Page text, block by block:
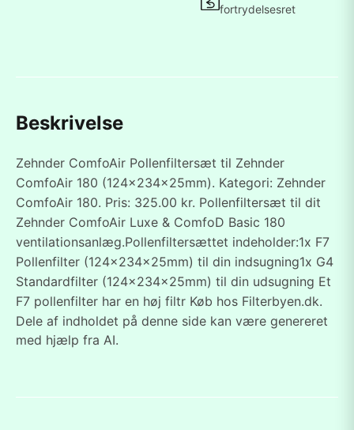
fortrydelsesret
Beskrivelse
Zehnder ComfoAir Pollenfiltersæt til Zehnder
ComfoAir 180 (124x234x25mm). Kategori: Zehnder
ComfoAir 180. Pris: 325.00 kr. Pollenfiltersæt til dit
Zehnder ComfoAir Luxe & ComfoD Basic 180
ventilationsanlæg.Pollenfiltersættet indeholder:1x F7
Pollenfilter (124x234x25mm) til din indsugning1x G4
Standardfilter (124x234x25mm) til din udsugning Et
F7 pollenfilter har en høj filtr Køb hos Filterbyen.dk.
Dele af indholdet på denne side kan være genereret
med hjælp fra AI.